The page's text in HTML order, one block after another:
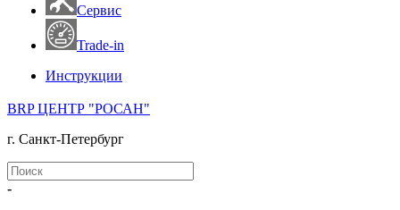
Сервис
Trade-in
Инструкции
BRP ЦЕНТР "РОСАН"
г. Санкт-Петербург
-